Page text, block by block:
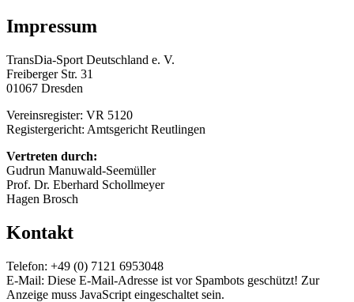
Impressum
TransDia-Sport Deutschland e. V.
Freiberger Str. 31
01067 Dresden
Vereinsregister: VR 5120
Registergericht: Amtsgericht Reutlingen
Vertreten durch:
Gudrun Manuwald-Seemüller
Prof. Dr. Eberhard Schollmeyer
Hagen Brosch
Kontakt
Telefon: +49 (0) 7121 6953048
E-Mail: Diese E-Mail-Adresse ist vor Spambots geschützt! Zur
Anzeige muss JavaScript eingeschaltet sein.